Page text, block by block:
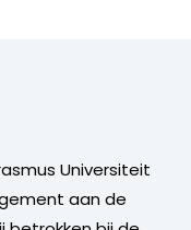
Universiteit
aan de